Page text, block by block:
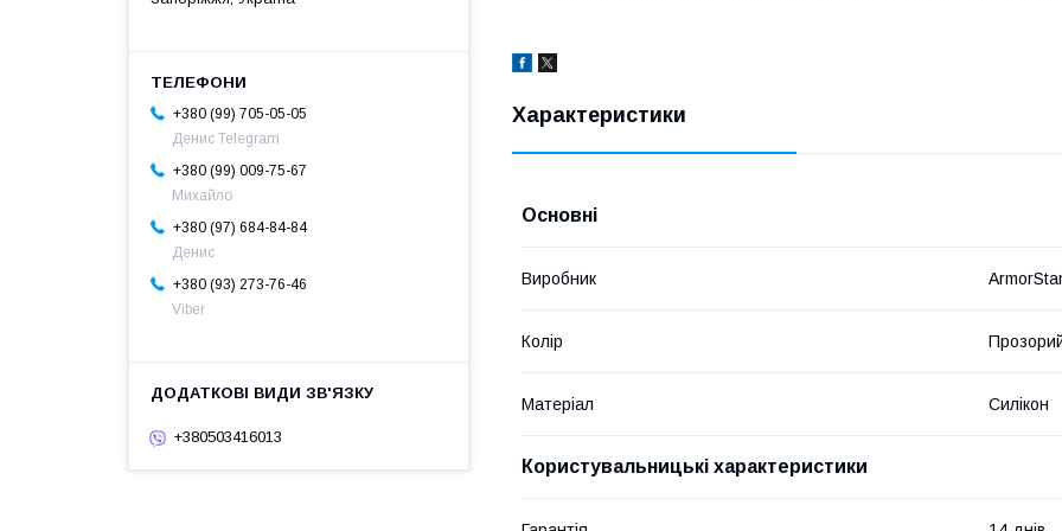
Характеристики
Основні
Виробник
Колір
Матеріал Силікон
Користувальницькі характеристики
+380 (99) 705-05-05
Денис Telegram
+380 (99) 009-75-67
Михайло
+380 (97) 684-84-84
Денис
+380 (93) 273-76-46
Viber
+380503416013